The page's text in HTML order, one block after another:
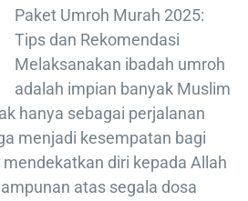
Paket Umroh Murah 2025:
Tips dan Rekomendasi
Melaksanakan ibadah umroh
adalah impian banyak Muslim
hanya sebagai perjalanan
menjadi kesempatan bagi
diri kepada Allah
atas segala dosa